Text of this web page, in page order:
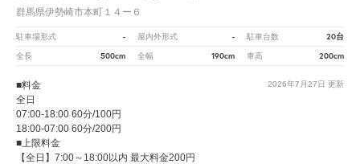
群馬県伊勢崎市本町１４ー６
駐車場形式 - 屋内外形式 - 駐車台数 20台
全長 500cm 全幅 190cm 車高 200cm
2026年7月27日 更新
■料金
全日
07:00-18:00 60分/100円
18:00-07:00 60分/200円
■上限料金
【全日】7:00～18:00以内 最大料金200円